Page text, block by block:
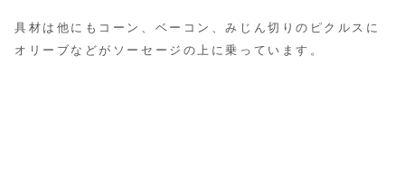
具材は他にもコーン、ベーコン、みじん切りのピクルスに
オリーブなどがソーセージの上に乗っています。